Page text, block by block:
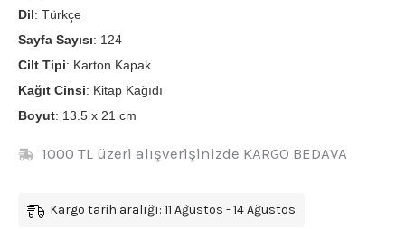
Dil: Türkçe
Sayfa Sayısı: 124
Cilt Tipi: Karton Kapak
Kağıt Cinsi: Kitap Kağıdı
Boyut: 13.5 x 21 cm
1000 TL üzeri alışverişinizde KARGO BEDAVA
Kargo tarih aralığı: 11 Ağustos - 14 Ağustos